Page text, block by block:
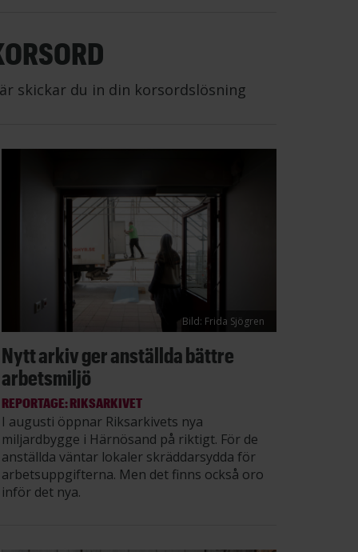
skickar du in din korsordslösning
Bild: Frida Sjögren
Nytt arkiv ger anställda bättre
arbetsmiljö
REPORTAGE: RIKSARKIVET
I augusti öppnar Riksarkivets nya
miljardbygge i Härnösand på riktigt. För de
anställda väntar lokaler skräddarsydda för
arbetsuppgifterna. Men det finns också oro
inför det nya.